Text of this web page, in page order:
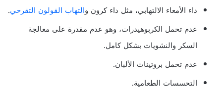
داء الأمعاء الالتهابي، مثل داء كرون والتهاب القولون التقرحي.
عدم تحمل الكربوهيدرات، وهو عدم مقدرة على معالجة
السكر والنشويات بشكل كامل.
عدم تحمل بروتينات الألبان.
التحسسات الطعامية.